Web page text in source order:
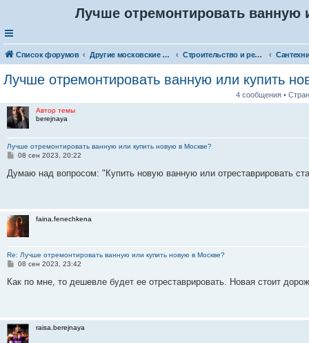
Лучше отремонтировать ванную
Список форумов Другие московские товары и услуги Строительство и ремонт
Лучше отремонтировать ванную или купить
4 сообщения •
Автор темы
berejnaya
Лучше отремонтировать ванную или купить новую в Москве?
С
о
б
е
08 сен 2023, 20:22
Думаю над вопросом: "Купить новую ванную или отреставрировать
faina.fenechkena
Re: Лучше отремонтировать ванную или купить новую в Москве?
С
о
и
е
08 сен 2023, 23:42
Как по мне, то дешевле будет ее отреставрировать. Новая стоит
raisa.berejnaya